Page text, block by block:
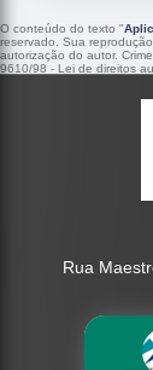
O conteúdo do texto "
reservado. Sua
autorização do autor.
9610/98 - Lei de direitos
Rua